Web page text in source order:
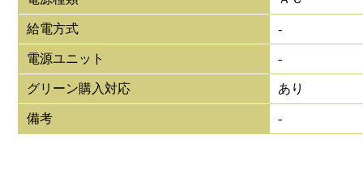
給電方式 -
電源ユニット -
グリーン購入対応 あり
備考 -